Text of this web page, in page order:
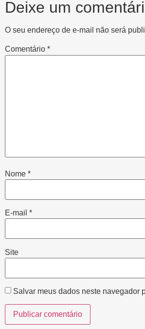
Deixe um
O seu endereço de e-mail não será
Comentário *
Nome *
E-mail *
Site
Salvar meus dados neste navegador